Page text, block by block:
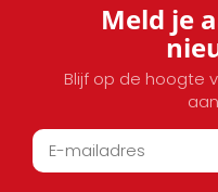
Meld je
Blijf op de hoogte